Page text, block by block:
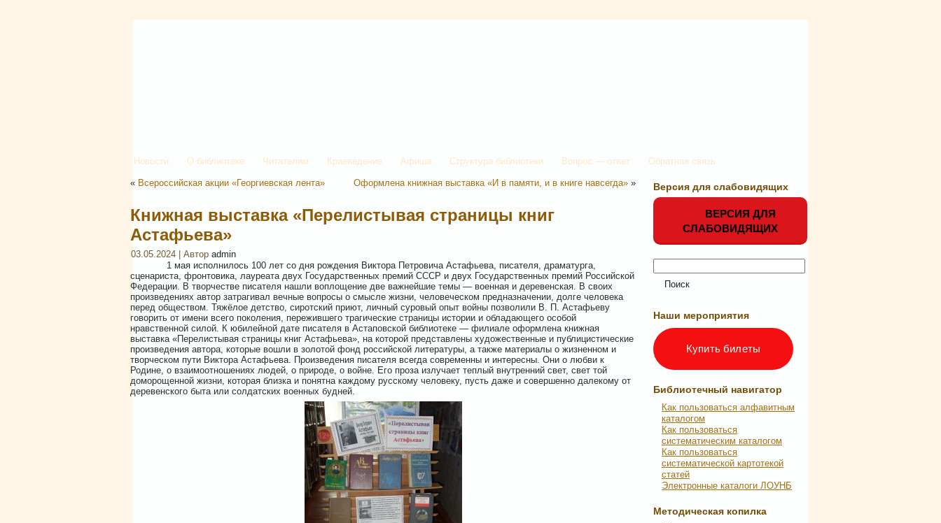
Новости О библиотеке Читателям Краеведение Афиша Структура библиотеки Вопрос — ответ Обратная связь
« Всероссийская акции «Георгиевская лента» Оформлена книжная выставка «И в памяти, и в книге навсегда» »
Книжная выставка «Перелистывая страницы книг
Астафьева»
03.05.2024 | Автор admin
1 мая исполнилось 100 лет со дня рождения Виктора Петровича Астафьева, писателя, драматурга,
сценариста, фронтовика, лауреата двух Государственных премий СССР и двух Государственных премий Российской
Федерации. В творчестве писателя нашли воплощение две важнейшие темы — военная и деревенская. В своих
произведениях автор затрагивал вечные вопросы о смысле жизни, человеческом предназначении, долге человека
перед обществом. Тяжёлое детство, сиротский приют, личный суровый опыт войны позволили В. П. Астафьеву
говорить от имени всего поколения, пережившего трагические страницы истории и обладающего особой
нравственной силой. К юбилейной дате писателя в Астаповской библиотеке — филиале оформлена книжная
выставка «Перелистывая страницы книг Астафьева», на которой представлены художественные и публицистические
произведения автора, которые вошли в золотой фонд российской литературы, а также материалы о жизненном и
творческом пути Виктора Астафьева. Произведения писателя всегда современны и интересны. Они о любви к
Родине, о взаимоотношениях людей, о природе, о войне. Его проза излучает теплый внутренний свет, свет той
доморощенной жизни, которая близка и понятна каждому русскому человеку, пусть даже и совершенно далекому от
деревенского быта или солдатских военных будней.
Версия для слабовидящих
ВЕРСИЯ ДЛЯ
СЛАБОВИДЯЩИХ
Наши мероприятия
Купить билеты
Библиотечный навигатор
Как пользоваться алфавитным
каталогом
Как пользоваться
систематическим каталогом
Как пользоваться
систематической картотекой
статей
Электронные каталоги ЛОУНБ
Методическая копилка